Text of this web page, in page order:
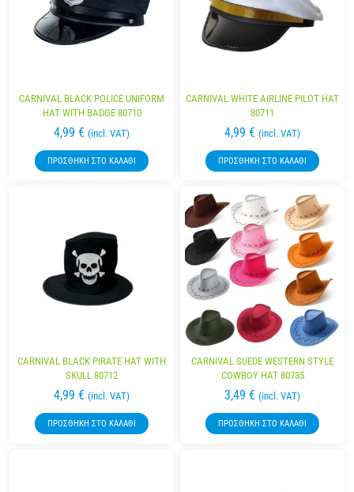
CARNIVAL BLACK POLICE UNIFORM
HAT WITH BADGE 80710
4,99 € (incl. VAT)
ΠΡΟΣΘΉΚΗ ΣΤΟ ΚΑΛΆΘΙ
CARNIVAL WHITE AIRLINE PILOT HAT
80711
4,99 € (incl. VAT)
ΠΡΟΣΘΉΚΗ ΣΤΟ ΚΑΛΆΘΙ
CARNIVAL BLACK PIRATE HAT WITH
SKULL 80712
4,99 € (incl. VAT)
ΠΡΟΣΘΉΚΗ ΣΤΟ ΚΑΛΆΘΙ
CARNIVAL SUEDE WESTERN STYLE
COWBOY HAT 80735
3,49 € (incl. VAT)
ΠΡΟΣΘΉΚΗ ΣΤΟ ΚΑΛΆΘΙ